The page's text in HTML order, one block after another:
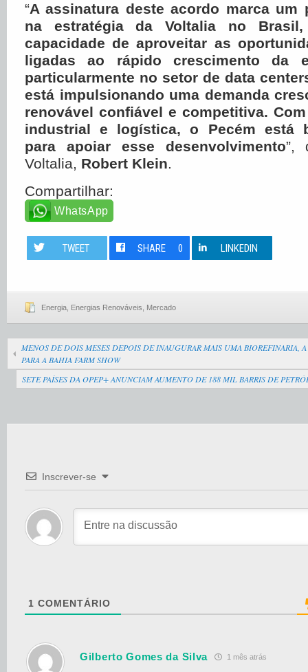
“A assinatura deste acordo marca um
na estratégia da Voltalia no Brasil,
capacidade de aproveitar as
ligadas ao rápido crescimento da
particularmente no setor de data
está impulsionando uma demanda
renovável confiável e competitiva.
industrial e logística, o Pecém está
para apoiar esse desenvolvimento”,
Voltalia, Robert Klein.
Compartilhar:
WhatsApp
TWEET SHARE 0 LINKEDIN
Energia Energias Renováveis Mercado
MENOS DE DOIS MESES DEPOIS DE INAUGURAR MAIS UMA BIOREFINARIA, A
PARA A BAHIA FARM SHOW
SETE PAÍSES DA OPEP+ ANUNCIAM AUMENTO DE 188 MIL BARRIS DE
Inscrever-se
1 COMENTÁRIO
Gilberto Gomes da Silva 1 mês atrás